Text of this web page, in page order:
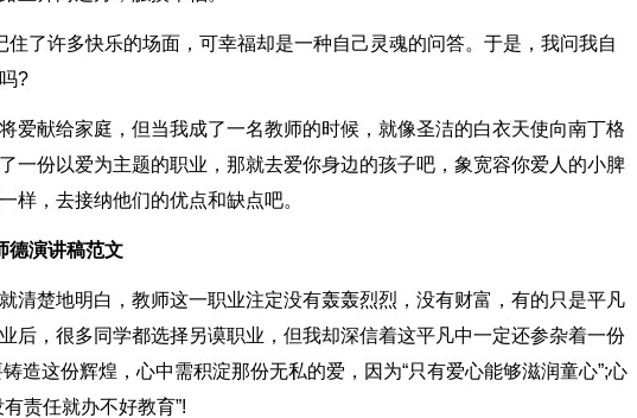
住了许多快乐的场面，可幸福却是一种自己灵魂的问答。于是，我问我自
?
爱献给家庭，但当我成了一名教师的时候，就像圣洁的白衣天使向南丁格
一份以爱为主题的职业，那就去爱你身边的孩子吧，象宽容你爱人的小脾
样，去接纳他们的优点和缺点吧。
德演讲稿范文
清楚地明白，教师这一职业注定没有轰轰烈烈，没有财富，有的只是平凡
后，很多同学都选择另谟职业，但我却深信着这平凡中一定还参杂着一份
造这份辉煌，心中需积淀那份无私的爱，因为“只有爱心能够滋润童心”;心
责任就办不好教育”!